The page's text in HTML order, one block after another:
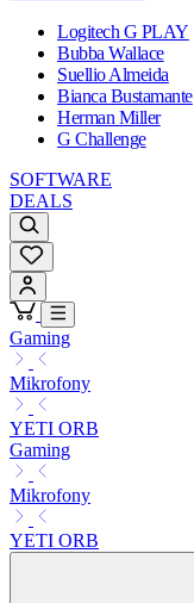
Logitech G PLAY
Bubba Wallace
Suellio Almeida
Bianca Bustamante
Herman Miller
G Challenge
SOFTWARE
DEALS
Gaming
Mikrofony
YETI ORB
Gaming
Mikrofony
YETI ORB